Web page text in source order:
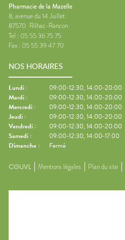
Pharmacie de la Mazelle
8, avenue du 14 Juillet
87570 Rilhac-Rancon
Tel : 05 55 36 75 75
Fax : 05 55 39 47 70
NOS HORAIRES
Lundi :
09:00-12:30, 14:00-20:00
Mardi :
09:00-12:30, 14:00-20:00
Mercredi :
09:00-12:30, 14:00-20:00
Jeudi :
09:00-12:30, 14:00-20:00
Vendredi :
09:00-12:30, 14:00-20:00
Samedi :
09:00-12:30, 14:00-17:00
Dimanche : Fermé
CGUVL Mentions légales Plan du site